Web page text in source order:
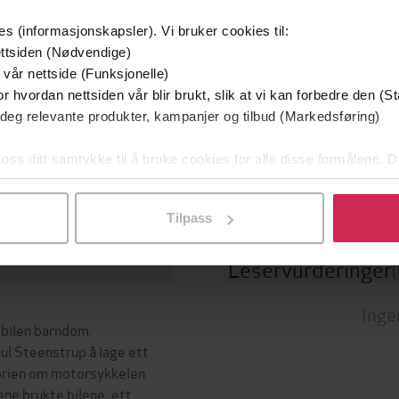
(informasjonskapsler). Vi bruker cookies til:
(Nødvendige)
nettside (Funksjonelle)
hvordan nettsiden vår blir brukt, slik at vi kan forbedre den
relevante produkter, kampanjer og tilbud (Markedsføring)
ditt samtykke til å bruke cookies for alle disse formålene.
ved å klikke på «Tilpass». Du kan når som helst trekke
Tilpass
(forfatter)
02.12.2014
Historie,Dokumentar og fakta
Hobby og fritid,Sport og fritid
Språk Bokmål
barndom.
Steenstrup å lage ett
om motorsykkelen
brukte bilene, ett
Leservurderinger